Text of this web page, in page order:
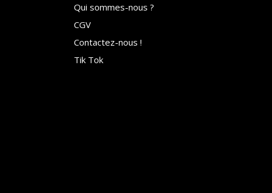
Qui sommes-nous ?
CGV
Contactez-nous !
Tik Tok